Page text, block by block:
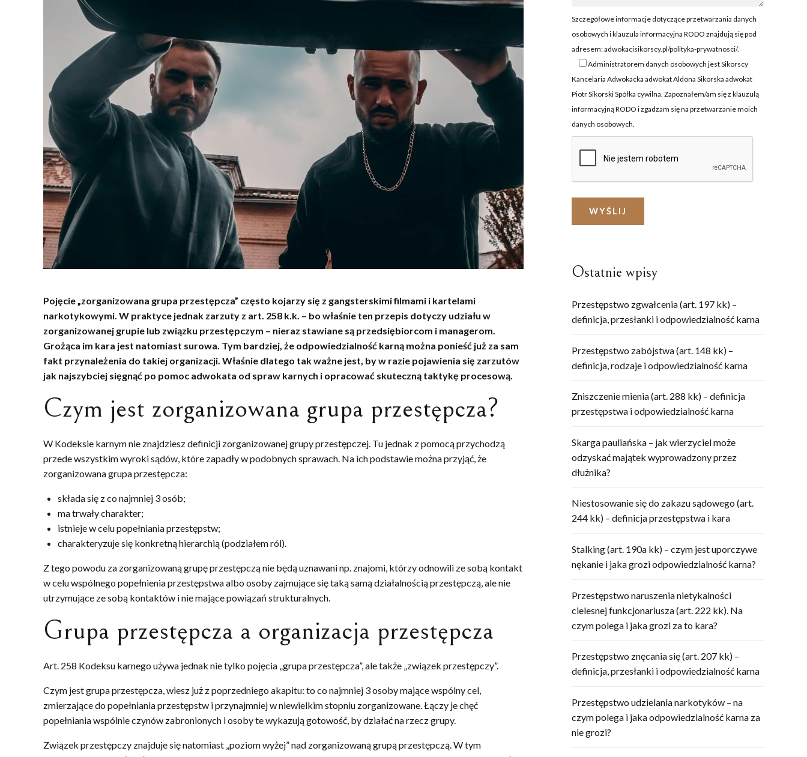
REPREZENTACJA
POKRZYWDZONYCH
SPRAWY KARNE NIELETNICH
POSTĘPOWANIE WYKONAWCZE
WYDZIEDZICZENIE I NIEGODNOŚĆ
ZATRZYMANIE I ARESZT
CUDZOZIEMCA
POLSCE
Pojęcie „zorganizowana grupa przestępcza” często kojarzy się z gangsterskimi filmami i kartelami
narkotykowymi. W praktyce jednak zarzuty z art. 258 k.k. – bo właśnie ten przepis dotyczy udziału w
zorganizowanej grupie lub związku przestępczym – nieraz stawiane są przedsiębiorcom i managerom.
Grożąca im kara jest natomiast surowa. Tym bardziej, że odpowiedzialność karną można ponieść już za sam
fakt przynależenia do takiej organizacji. Właśnie dlatego tak ważne jest, by w razie pojawienia się zarzutów
jak najszybciej sięgnąć po pomoc adwokata od spraw karnych i opracować skuteczną taktykę procesową.
Czym jest zorganizowana grupa przestępcza?
W Kodeksie karnym nie znajdziesz definicji zorganizowanej grupy przestępczej. Tu jednak z pomocą przychodzą
przede wszystkim wyroki sądów, które zapadły w podobnych sprawach. Na ich podstawie można przyjąć, że
zorganizowana grupa przestępcza:
składa się z co najmniej 3 osób;
ma trwały charakter;
istnieje w celu popełniania przestępstw;
charakteryzuje się konkretną hierarchią (podziałem ról).
Z tego powodu za zorganizowaną grupę przestępczą nie będą uznawani np. znajomi, którzy odnowili ze sobą kontakt
w celu wspólnego popełnienia przestępstwa albo osoby zajmujące się taką samą działalnością przestępczą, ale nie
utrzymujące ze sobą kontaktów i nie mające powiązań strukturalnych.
Grupa przestępcza a organizacja przestępcza
Art. 258 Kodeksu karnego używa jednak nie tylko pojęcia „grupa przestępcza”, ale także „związek przestępczy”.
Czym jest grupa przestępcza, wiesz już z poprzedniego akapitu: to co najmniej 3 osoby mające wspólny cel,
zmierzające do popełniania przestępstw i przynajmniej w niewielkim stopniu zorganizowane. Łączy je chęć
popełniania wspólnie czynów zabronionych i osoby te wykazują gotowość, by działać na rzecz grupy.
Związek przestępczy znajduje się natomiast „poziom wyżej” nad zorganizowaną grupą przestępczą. W tym
Szczegółowe informacje dotyczące przetwarzania danych
osobowych i klauzula informacyjna RODO znajdują się pod
adresem:adwokacisikorscy.pl/polityka-prywatnosci/.
Administratorem danych osobowych jest Sikorscy
Kancelaria Adwokacka adwokat Aldona Sikorska adwokat
Piotr Sikorski Spółka cywilna. Zapoznałem/am się z klauzulą
informacyjną RODO i zgadzam się na przetwarzanie moich
danych osobowych.
Ostatnie wpisy
Przestępstwo zgwałcenia (art. 197 kk) –
definicja, przesłanki i odpowiedzialność karna
Przestępstwo zabójstwa (art. 148 kk) –
definicja, rodzaje i odpowiedzialność karna
Zniszczenie mienia (art. 288 kk) – definicja
przestępstwa i odpowiedzialność karna
Skarga pauliańska – jak wierzyciel może
odzyskać majątek wyprowadzony przez
dłużnika?
Niestosowanie się do zakazu sądowego (art.
244 kk) – definicja przestępstwa i kara
Stalking (art. 190a kk) – czym jest uporczywe
nękanie i jaka grozi odpowiedzialność karna?
Przestępstwo naruszenia nietykalności
cielesnej funkcjonariusza (art. 222 kk). Na
czym polega i jaka grozi za to kara?
Przestępstwo znęcania się (art. 207 kk) –
definicja, przesłanki i odpowiedzialność karna
Przestępstwo udzielania narkotyków – na
czym polega i jaka odpowiedzialność karna za
nie grozi?